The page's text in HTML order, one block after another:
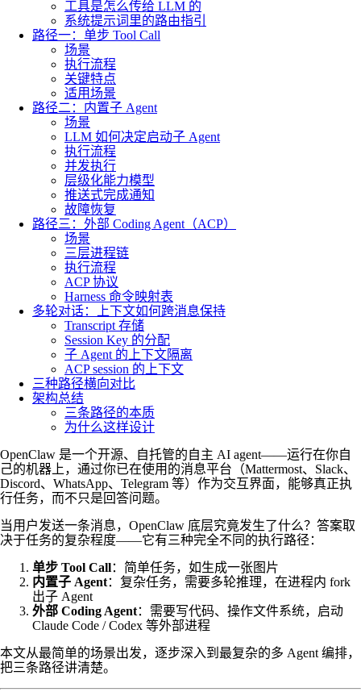
工具是怎么传给 LLM 的
系统提示词里的路由指引
路径一：单步 Tool Call
场景
执行流程
关键特点
适用场景
路径二：内置子 Agent
场景
LLM 如何决定启动子 Agent
执行流程
并发执行
层级化能力模型
推送式完成通知
故障恢复
路径三：外部 Coding Agent（ACP）
场景
三层进程链
执行流程
ACP 协议
Harness 命令映射表
多轮对话：上下文如何跨消息保持
Transcript 存储
Session Key 的分配
子 Agent 的上下文隔离
ACP session 的上下文
三种路径横向对比
架构总结
三条路径的本质
为什么这样设计
OpenClaw 是一个开源、自托管的自主 AI agent——运行在你自
己的机器上，通过你已在使用的消息平台（Mattermost、Slack、
Discord、WhatsApp、Telegram 等）作为交互界面，能够真正执
行任务，而不只是回答问题。
当用户发送一条消息，OpenClaw 底层究竟发生了什么？答案取
决于任务的复杂程度——它有三种完全不同的执行路径：
单步 Tool Call：简单任务，如生成一张图片
内置子 Agent：复杂任务，需要多轮推理，在进程内 fork
出子 Agent
外部 Coding Agent：需要写代码、操作文件系统，启动
Claude Code / Codex 等外部进程
本文从最简单的场景出发，逐步深入到最复杂的多 Agent 编排，
把三条路径讲清楚。